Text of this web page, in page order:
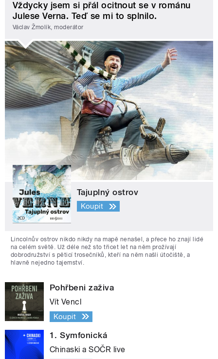
Vždycky jsem si přál ocitnout se v románu
Julese Verna. Teď se mi to splnilo.
Václav Žmolík, moderátor
Tajuplný ostrov
Koupit
Lincolnův ostrov nikdo nikdy na mapě nenašel, a přece ho znají lidé
na celém světě. Už déle než sto třicet let na něm prožívají
dobrodružství s pěticí trosečníků, kteří na něm našli útočiště, a
hlavně nejedno tajemství.
Pohřbeni zaživa
Vít Vencl
Koupit
1. Symfonická
Chinaski a SOČR live